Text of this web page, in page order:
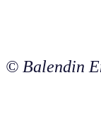
© Balendin